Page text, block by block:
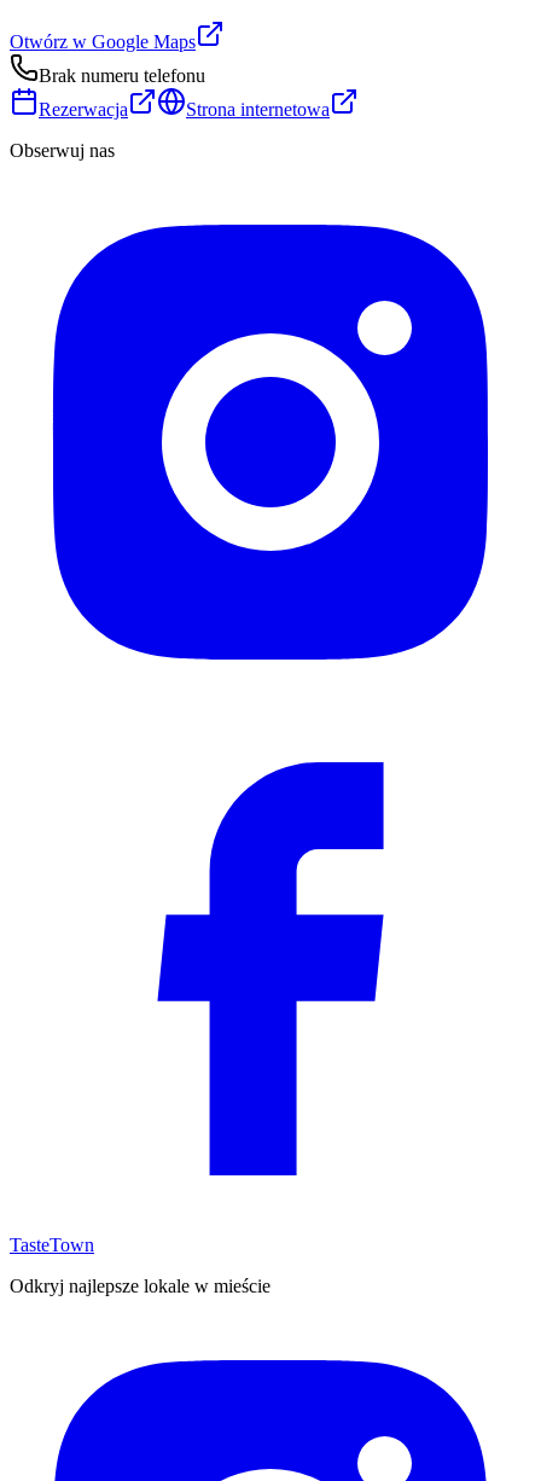
Otwórz w Google Maps
Brak numeru telefonu
Rezerwacja
Strona internetowa
Obserwuj nas
TasteTown
Odkryj najlepsze lokale w mieście